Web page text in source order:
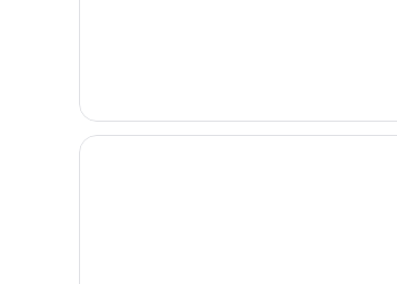
View)